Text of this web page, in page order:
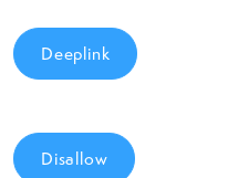
Deeplink
Disallow